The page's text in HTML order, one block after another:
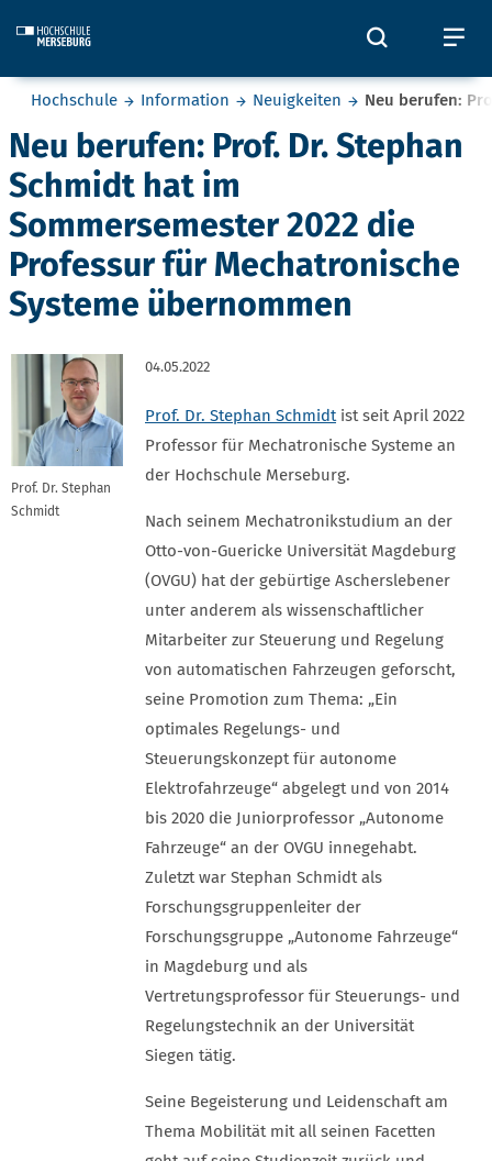
Öffnet
Sie befinden sich hier:
Hochschule Information Neuigkeiten Neu berufen:
Neu berufen: Prof. Dr. Stephan
Schmidt hat im
Sommersemester 2022 die
Professur für Mechatronische
Systeme übernommen
Prof. Dr. Stephan
Schmidt
04.05.2022
Prof. Dr. Stephan Schmidtist seit April 2022
Professor für Mechatronische Systeme an
der Hochschule Merseburg.
Nach seinem Mechatronikstudium an der
Otto-von-Guericke Universität Magdeburg
(OVGU) hat der gebürtige Ascherslebener
unter anderem als wissenschaftlicher
Mitarbeiter zur Steuerung und Regelung
von automatischen Fahrzeugen geforscht,
seine Promotion zum Thema: „Ein
optimales Regelungs- und
Steuerungskonzept für autonome
Elektrofahrzeuge“ abgelegt und von 2014
bis 2020 die Juniorprofessor „Autonome
Fahrzeuge“ an der OVGU innegehabt.
Zuletzt war Stephan Schmidt als
Forschungsgruppenleiter der
Forschungsgruppe „Autonome Fahrzeuge“
in Magdeburg und als
Vertretungsprofessor für Steuerungs- und
Regelungstechnik an der Universität
Siegen tätig.
Seine Begeisterung und Leidenschaft am
Thema Mobilität mit all seinen Facetten